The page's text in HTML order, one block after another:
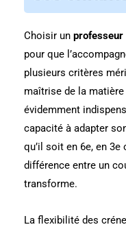
Choisir un
pour que
plusieurs critères
maîtrise de la
évidemment
capacité à adapter
qu’il soit en 6e, en
différence entre un
transforme.
La flexibilité des